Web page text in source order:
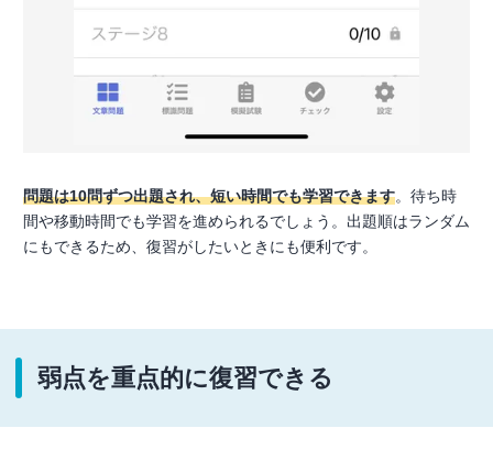
問題は10問ずつ出題され、短い時間でも学習できます。待ち時
間や移動時間でも学習を進められるでしょう。出題順はランダム
にもできるため、復習がしたいときにも便利です。
弱点を重点的に復習できる